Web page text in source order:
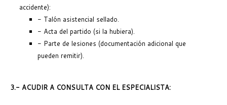
accidente):
- Talón asistencial sellado.
- Acta del partido (si la hubiera).
- Parte de lesiones (documentación adicional que
pueden remitir).
3.- ACUDIR A CONSULTA CON EL ESPECIALISTA: